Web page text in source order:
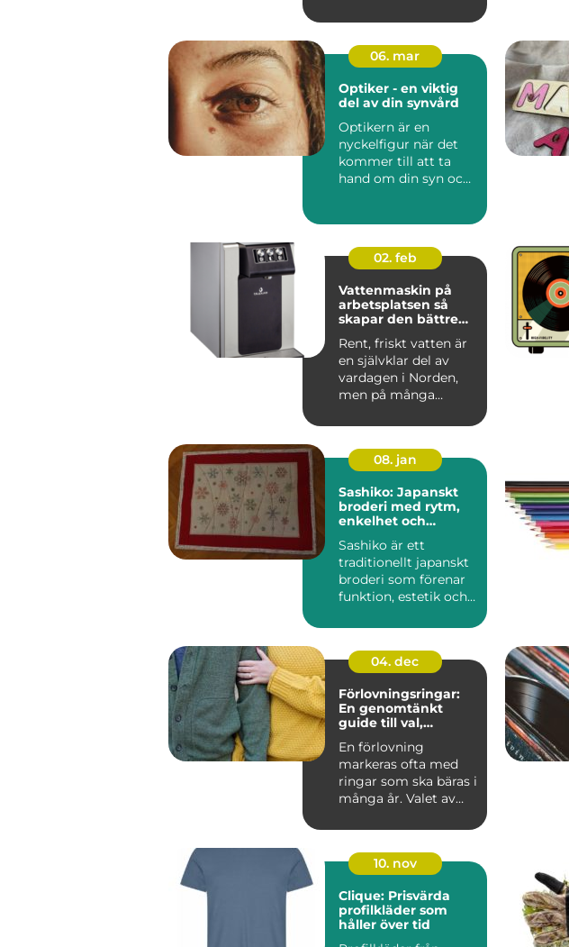
06. mar
Optiker - en viktig
del av din synvård
Optikern är en
nyckelfigur när det
kommer till att ta
hand om din syn och
02. feb
Vattenmaskin på
arbetsplatsen så
skapar den bättre
Rent, friskt vatten är
en självklar del av
vardagen i Norden,
men på många
vattne...
08. jan
Sashiko: Japanskt
broderi med rytm,
enkelhet och
Sashiko är ett
traditionellt japanskt
broderi som förenar
funktion, estetik och
04. dec
Förlovningsringar:
En genomtänkt
guide till val,
En förlovning
markeras ofta med
ringar som ska bäras i
många år. Valet av
10. nov
Clique: Prisvärda
profilkläder som
håller över tid